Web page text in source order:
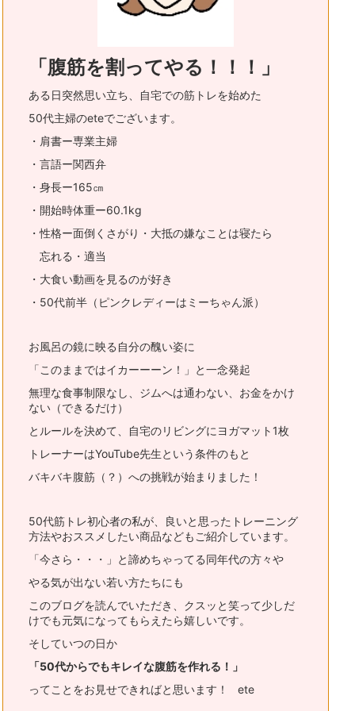
「腹筋を割ってやる！！！」
ある日突然思い立ち、自宅での筋トレを始めた
50代主婦のeteでございます。
・肩書ー専業主婦
・言語ー関西弁
・身長ー165㎝
・開始時体重ー60.1kg
・性格ー面倒くさがり・大抵の嫌なことは寝たら
忘れる・適当
・大食い動画を見るのが好き
・50代前半（ピンクレディーはミーちゃん派）
お風呂の鏡に映る自分の醜い姿に
「このままではイカーーーン！」と一念発起
無理な食事制限なし、ジムへは通わない、お金をかけ
ない（できるだけ）
とルールを決めて、自宅のリビングにヨガマット1枚
トレーナーはYouTube先生という条件のもと
バキバキ腹筋（？）への挑戦が始まりました！
50代筋トレ初心者の私が、良いと思ったトレーニング
方法やおススメ したい商品などもご紹介しています。
「今さら・・・」と諦めちゃってる同年代の方々や
やる気が出ない若い方たちにも
このブログを読んでいただき、 クスッと笑って少しだ
けでも元気になってもらえたら嬉しいです。
そしていつの日か
「50代からでもキレイな腹筋を作れる！」
ってことをお見せできればと思います！ ete